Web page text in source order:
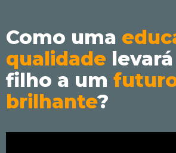
Como uma
qualidade
filho a um
brilhante?